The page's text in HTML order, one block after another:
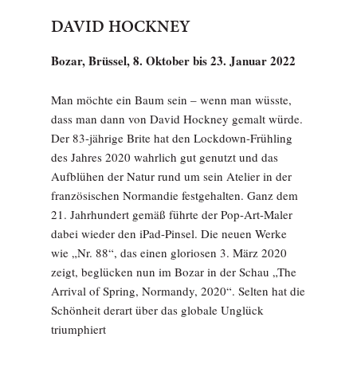
DAVID HOCKNEY
Bozar, Brüssel, 8. Oktober bis 23. Januar 2022
Man möchte ein Baum sein – wenn man wüsste,
dass man dann von David Hockney gemalt würde.
Der 83-jährige Brite hat den Lockdown-Frühling
des Jahres 2020 wahrlich gut genutzt und das
Aufblühen der Natur rund um sein Atelier in der
französischen Normandie festgehalten. Ganz dem
21. Jahrhundert gemäß führte der Pop-Art-Maler
dabei wieder den iPad-Pinsel. Die neuen Werke
wie „Nr. 88“, das einen gloriosen 3. März 2020
zeigt, beglücken nun im Bozar in der Schau „The
Arrival of Spring, Normandy, 2020“. Selten hat die
Schönheit derart über das globale Unglück
triumphiert